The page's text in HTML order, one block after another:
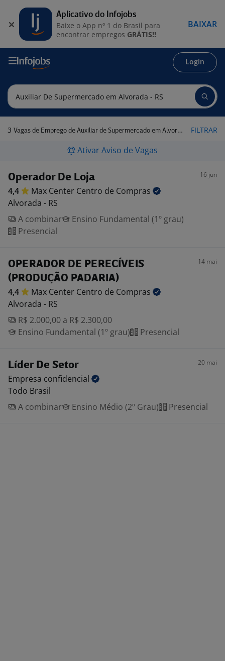
Login
3 Vagas de Emprego de Auxiliar de Supermercado em Alvorada - RS FILTRAR
Ativar Aviso de Vagas
Operador De Loja 16 jun
4,4 Max Center Centro de Compras
Alvorada - RS
A combinar
Ensino Fundamental (1º grau)
Presencial
OPERADOR DE PERECÍVEIS
(PRODUÇÃO PADARIA)
14 mai
4,4 Max Center Centro de Compras
Alvorada - RS
R$ 2.000,00 a R$ 2.300,00
Ensino Fundamental (1º grau)
Presencial
Líder De Setor 20 mai
Empresa confidencial
Todo Brasil
A combinar
Ensino Médio (2º Grau) Presencial
Aplicativo do Infojobs
Baixe o App nº 1 do Brasil para
encontrar empregos GRÁTIS!!
BAIXAR